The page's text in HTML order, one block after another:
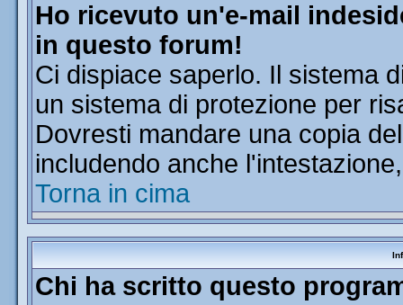
Ho ricevuto un'e-mail
in questo forum!
Ci dispiace saperlo. Il sistema
un sistema di protezione per
Dovresti mandare una copia
includendo anche
Torna in cima
Chi ha scritto questo